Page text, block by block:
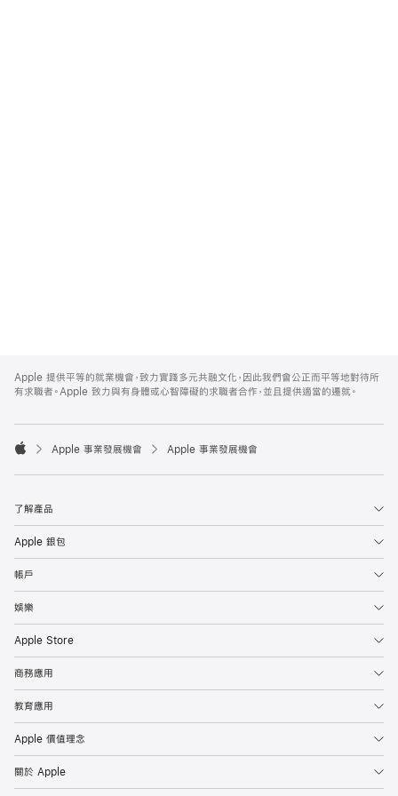
Footer
Apple 提供平等的就業機會，致力實踐多元共融文化，因此我們會公正而平等地對待所
有求職者。Apple 致力與有身體或心智障礙的求職者合作，並且提供適當的遷就。

Apple 事業發展機會 Apple 事業發展機會
了解產品
Apple 銀包
帳戶
娛樂
Apple Store
商務應用
教育應用
Apple 價值理念
關於 Apple